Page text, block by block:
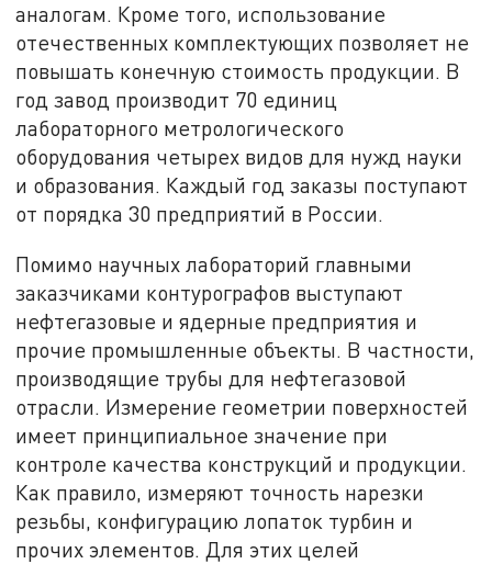
аналогам. Кроме того, использование
отечественных комплектующих позволяет не
повышать конечную стоимость продукции. В
год завод производит 70 единиц
лабораторного метрологического
оборудования четырех видов для нужд науки
и образования. Каждый год заказы поступают
от порядка 30 предприятий в России.
Помимо научных лабораторий главными
заказчиками контурографов выступают
нефтегазовые и ядерные предприятия и
прочие промышленные объекты. В частности,
производящие трубы для нефтегазовой
отрасли. Измерение геометрии поверхностей
имеет принципиальное значение при
контроле качества конструкций и продукции.
Как правило, измеряют точность нарезки
резьбы, конфигурацию лопаток турбин и
прочих элементов. Для этих целей